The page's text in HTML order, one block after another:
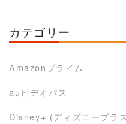
カテゴリー
Amazonプライム
auビデオパス
Disney+ (ディズニープラ